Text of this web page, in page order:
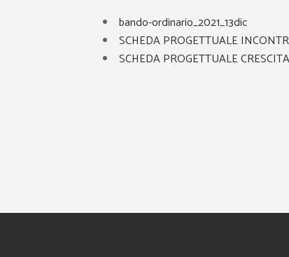
bando-ordinario_2021_13dic
SCHEDA PROGETTUALE
SCHEDA PROGETTUALE